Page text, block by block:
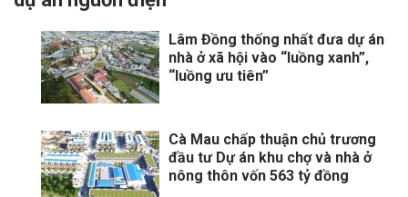
Lâm Đồng thống nhất đưa dự án
nhà ở xã hội vào “luồng xanh”,
“luồng ưu tiên”
Cà Mau chấp thuận chủ trương
đầu tư Dự án khu chợ và nhà ở
nông thôn vốn 563 tỷ đồng